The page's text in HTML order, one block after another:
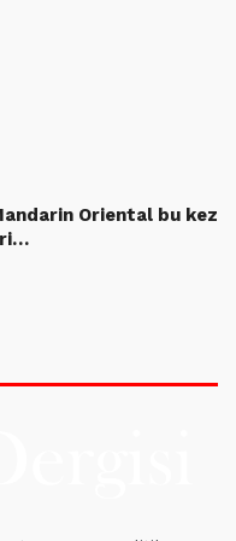
Oriental bu kez